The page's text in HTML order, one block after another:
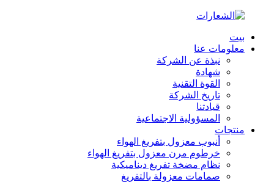
بيت
معلومات عنا
نبذة عن الشركة
شهادة
القوة التقنية
تاريخ الشركة
قيادتنا
المسؤولية الاجتماعية
منتجات
أنبوب معزول بتفريغ الهواء
خرطوم مرن معزول بتفريغ الهواء
نظام مضخة تفريغ ديناميكية
صمامات معزولة بالتفريغ